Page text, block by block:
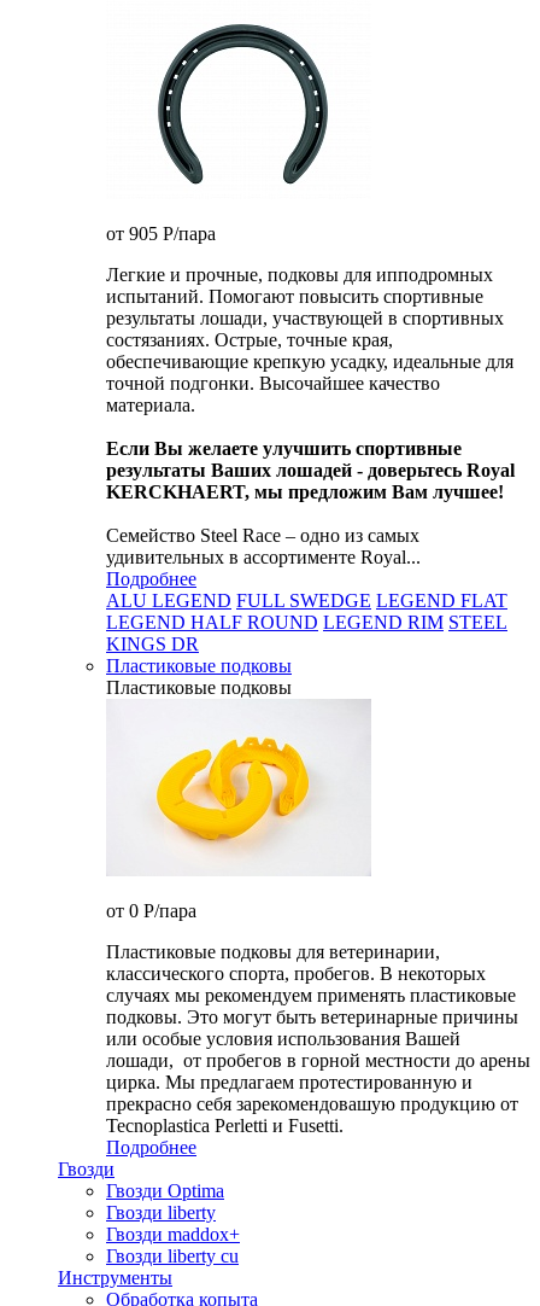
от 905 P/пара
Легкие и прочные, подковы для ипподромных
испытаний. Помогают повысить спортивные
результаты лошади, участвующей в спортивных
состязаниях. Острые, точные края,
обеспечивающие крепкую усадку, идеальные для
точной подгонки. Высочайшее качество
материала.
Если Вы желаете улучшить спортивные
результаты Ваших лошадей - доверьтесь Royal
KERCKHAERT, мы предложим Вам лучшее!
Семейство Steel Race – одно из самых
удивительных в ассортименте Royal...
Подробнее
ALU LEGEND FULL SWEDGE LEGEND FLAT
LEGEND HALF ROUND LEGEND RIM STEEL
KINGS DR
Пластиковые подковы
Пластиковые подковы
от 0 P/пара
Пластиковые подковы для ветеринарии,
классического спорта, пробегов. В некоторых
случаях мы рекомендуем применять пластиковые
подковы. Это могут быть ветеринарные причины
или особые условия использования Вашей
лошади, от пробегов в горной местности до арены
цирка. Мы предлагаем протестированную и
прекрасно себя зарекомендовашую продукцию от
Tecnoplastica Perletti и Fusetti.
Подробнее
Гвозди
Гвозди Optima
Гвозди liberty
Гвозди maddox+
Гвозди liberty cu
Инструменты
Обработка копыта